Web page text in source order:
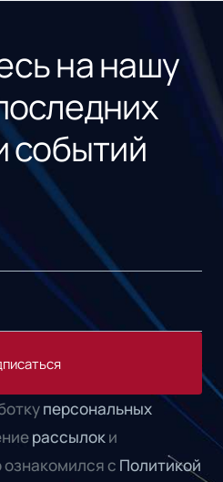
на нашу
событий
персональных
рассылоки
с Политикой